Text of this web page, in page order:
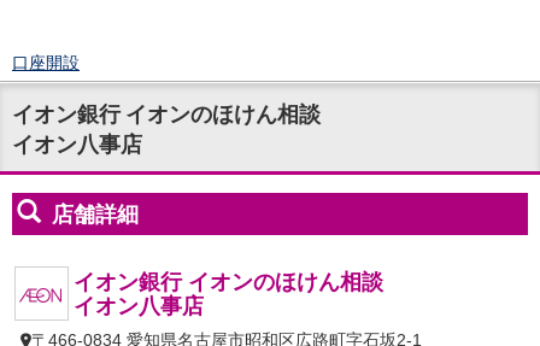
口座開設
ログイン
チャット
メニュー
商品・サービス
預金
円預金TOP
定期預金
積立式定期預金
外貨預金 TOP
イオン銀行 イオンのほけん相談
イオン八事店